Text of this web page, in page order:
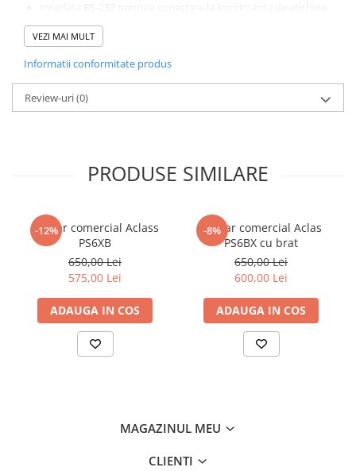
sau de bon de cantar, la casa fiscla si PC ceea ce permite
integrarea cantarului intr-o multitudine de aplicatii.
Cantarele comerciale pret redus.
Cantare cu verificare metrologica.
VEZI MAI MULT
Informatii conformitate produs
Review-uri(0)
PRODUSE SIMILARE
-12%
Cantar comercial Aclass
PS6XB
650,00 Lei
575,00 Lei
ADAUGA IN COS
-8%
Cantar comercial Aclas
PS6BX cu brat
650,00 Lei
600,00 Lei
ADAUGA IN COS
MAGAZINUL MEU
CLIENTI